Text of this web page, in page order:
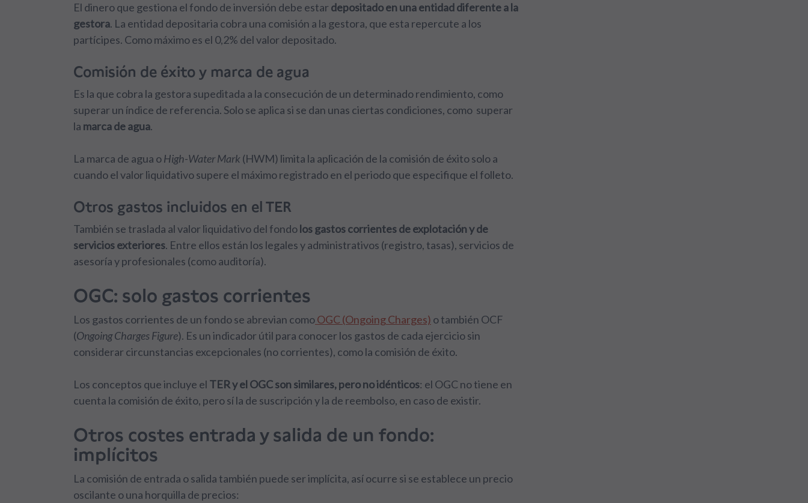
El dinero que gestiona el fondo de inversión debe estardepositado en una entidad diferente a la
gestora. La entidad depositaria cobra una comisión a la gestora, que esta repercute a los
partícipes. Como máximo es el 0,2% del valor depositado.
Comisión de éxito y marca de agua
Es la que cobra la gestora supeditada a la consecución de un determinado rendimiento, como
superar un índice de referencia. Solo se aplica si se dan unas ciertas condiciones, como superar
la marca de agua.
La marca de agua oHigh-Water Mark (HWM) limita la aplicación de la comisión de éxito solo a
cuando el valor liquidativo supere el máximo registrado en el periodo que especifique el folleto.
Otros gastos incluidos en el TER
También se traslada al valor liquidativo del fondolos gastos corrientes de explotación y de
servicios exteriores. Entre ellos están los legales y administrativos (registro, tasas), servicios de
asesoría y profesionales (como auditoría).
OGC: solo gastos corrientes
Los gastos corrientes de un fondo se abrevian comoOGC (Ongoing Charges) o también OCF
(Ongoing Charges Figure). Es un indicador útil para conocer los gastos de cada ejercicio sin
considerar circunstancias excepcionales (no corrientes), como la comisión de éxito.
Los conceptos que incluye el TER y el OGC son similares, pero no idénticos: el OGC no tiene en
cuenta la comisión de éxito, pero sí la de suscripción y la de reembolso, en caso de existir.
Otros costes entrada y salida de un fondo:
implícitos
La comisión de entrada o salida también puede ser implícita, así ocurre si se establece un precio
oscilante o una horquilla de precios: